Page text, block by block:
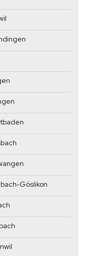
Göslikon